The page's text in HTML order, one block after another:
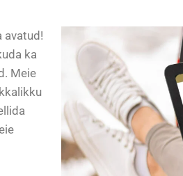
avatud!
ka
Meie